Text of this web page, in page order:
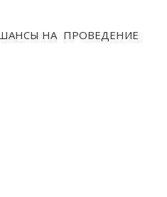
ШАНСЫ НА ПРОВЕДЕНИЕ